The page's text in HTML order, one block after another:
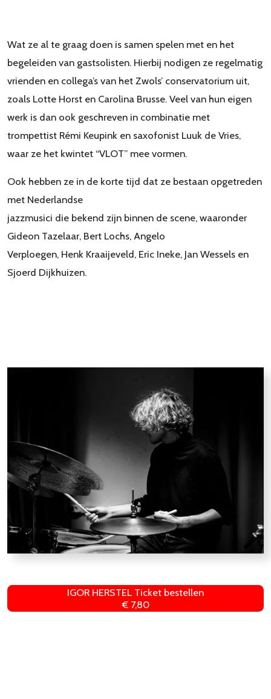
Wat ze al te graag doen is samen spelen met en het
begeleiden van gastsolisten. Hierbij nodigen ze regelmatig
vrienden en collega’s van het Zwols’ conservatorium uit,
zoals Lotte Horst en Carolina Brusse. Veel van hun eigen
werk is dan ook geschreven in combinatie met
trompettist Rémi Keupink en saxofonist Luuk de Vries,
waar ze het kwintet “VLOT” mee vormen.
Ook hebben ze in de korte tijd dat ze bestaan opgetreden
met Nederlandse
jazzmusici die bekend zijn binnen de scene, waaronder
Gideon Tazelaar, Bert Lochs, Angelo
Verploegen, Henk Kraaijeveld, Eric Ineke, Jan Wessels en
Sjoerd Dijkhuizen.
IGOR HERSTEL Ticket bestellen
€ 7,80